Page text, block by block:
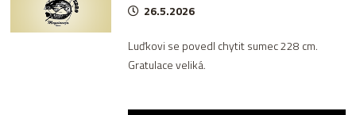
26.5.2026
Luďkovi se povedl chytit sumec 228 cm.
Gratulace veliká.